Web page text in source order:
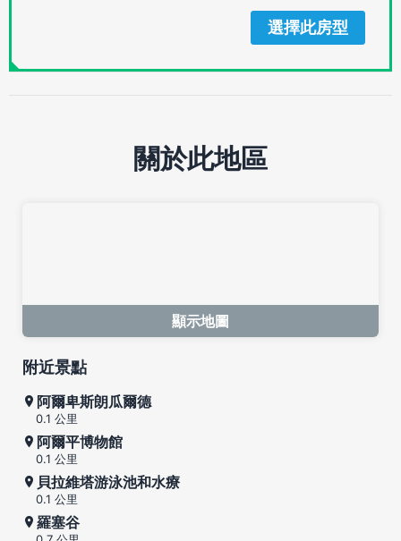
選擇此房型
關於此地區
顯示地圖
附近景點
阿爾卑斯朗瓜爾德
0.1 公里
阿爾平博物館
0.1 公里
貝拉維塔游泳池和水療
0.1 公里
羅塞谷